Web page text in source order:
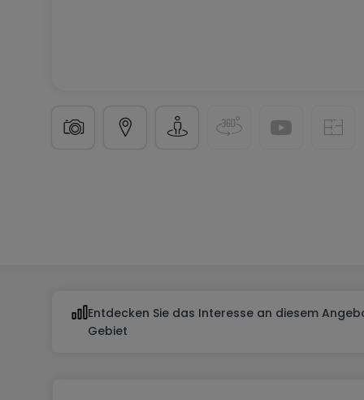
Entdecken Sie das Interesse an diesem
Gebiet